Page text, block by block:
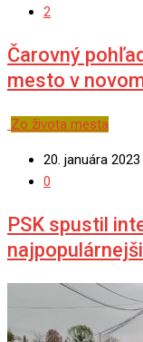
2
Čarovný
mesto v
Zo života mesta
20. januára 2023
0
PSK spustil